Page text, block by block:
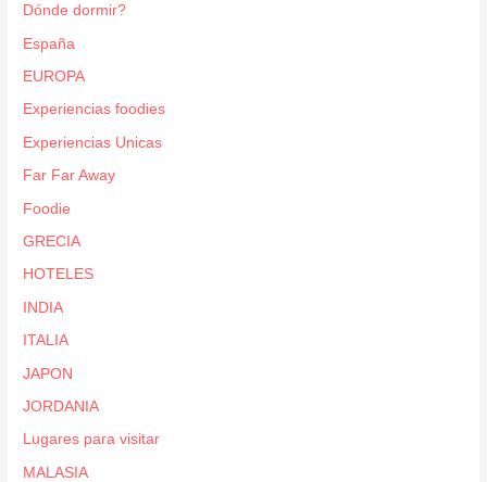
Dónde dormir?
España
EUROPA
Experiencias foodies
Experiencias Unicas
Far Far Away
Foodie
GRECIA
HOTELES
INDIA
ITALIA
JAPON
JORDANIA
Lugares para visitar
MALASIA